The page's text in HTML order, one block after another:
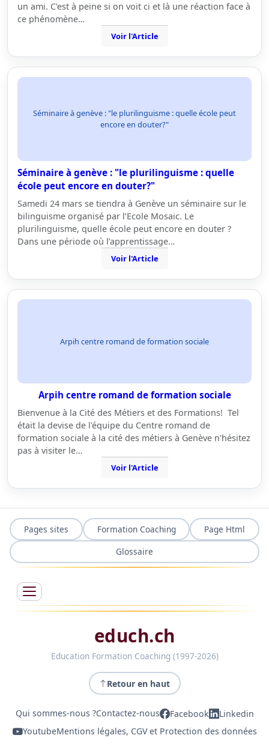
un ami. C'est à peine si on voit ci et là une réaction face à
ce phénomène…
Voir l'Article
Séminaire à genève : "le plurilinguisme : quelle école peut
encore en douter?"
Séminaire à genève : "le plurilinguisme : quelle
école peut encore en douter?"
Samedi 24 mars se tiendra à Genève un séminaire sur le
bilinguisme organisé par l’Ecole Mosaic. Le
plurilinguisme, quelle école peut encore en douter ?
Dans une période où l’apprentissage…
Voir l'Article
Arpih centre romand de formation sociale
Arpih centre romand de formation sociale
Bienvenue à la Cité des Métiers et des Formations! Tel
était la devise de l'équipe du Centre romand de
formation sociale à la cité des métiers à Genève n'hésitez
pas à visiter le…
Voir l'Article
Pages sites Formation Coaching
Page Html
Glossaire
educh.ch
Education Formation Coaching (1997-2026)
Retour en haut
Qui sommes-nous ?Contactez-nous Facebook
Linkedin
YoutubeMentions légales, CGV et Protection des données